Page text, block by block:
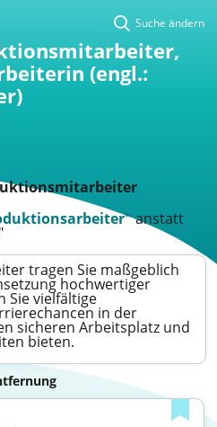
Suche ändern
(engl.:
anstatt
tragen Sie maßgeblich
hochwertiger
Sie vielfältige
in der
sicheren Arbeitsplatz und
bieten.